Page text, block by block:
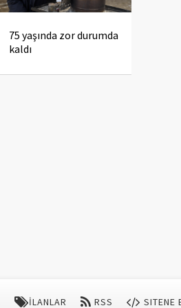
75 yaşında zor durumda
kaldı
İLANLAR RSS SITENE